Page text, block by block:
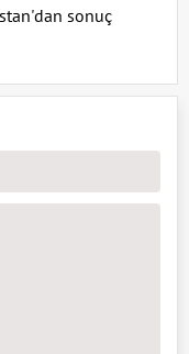
sonuç